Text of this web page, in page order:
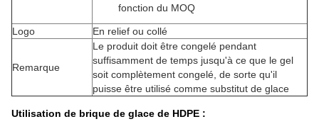
fonction du MOQ
Logo En relief ou collé
Remarque
Le produit doit être congelé pendant
suffisamment de temps jusqu'à ce que le gel
soit complètement congelé, de sorte qu'il
puisse être utilisé comme substitut de glace
Utilisation de brique de glace de HDPE :